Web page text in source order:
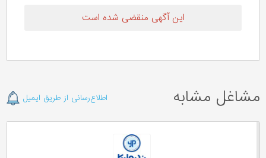
این آگهی منقضی شده است
مشاغل مشابه اطلاع‌رسانی از طریق ایمیل